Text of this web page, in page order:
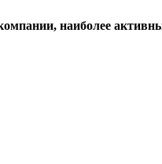
наиболее